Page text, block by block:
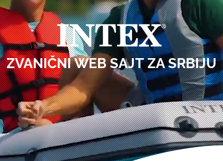
ZVANIČNI WEB SAJT ZA SRBIJU